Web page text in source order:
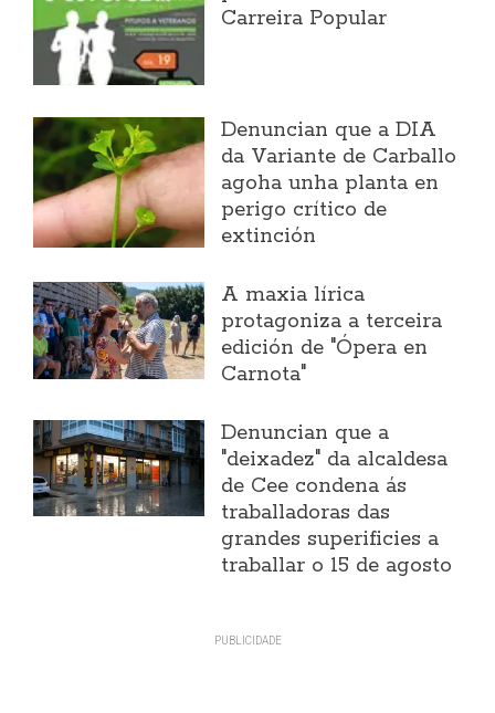
Carreira Popular
Denuncian que a DIA
da Variante de Carballo
agoha unha planta en
perigo crítico de
extinción
A maxia lírica
protagoniza a terceira
edición de "Ópera en
Carnota"
Denuncian que a
"deixadez" da alcaldesa
de Cee condena ás
traballadoras das
grandes superificies a
traballar o 15 de agosto